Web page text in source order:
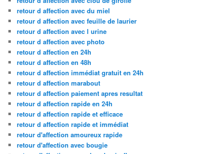
retour d affection avec du miel
retour d affection avec feuille de laurier
retour d affection avec l urine
retour d affection avec photo
retour d affection en 24h
retour d affection en 48h
retour d affection immédiat gratuit en 24h
retour d affection marabout
retour d affection paiement apres resultat
retour d affection rapide en 24h
retour d affection rapide et efficace
retour d affection rapide et immédiat
retour d'affection amoureux rapide
retour d'affection avec bougie